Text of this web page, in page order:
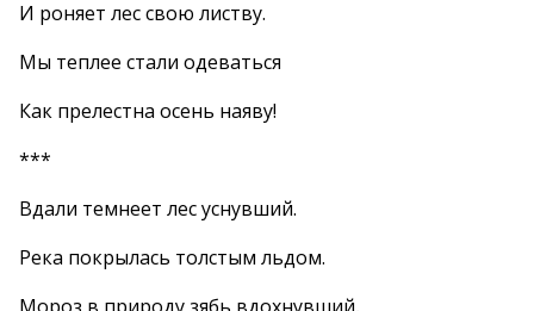
И роняет лес свою листву.
Мы теплее стали одеваться
Как прелестна осень наяву!
***
Вдали темнеет лес уснувший.
Река покрылась толстым льдом.